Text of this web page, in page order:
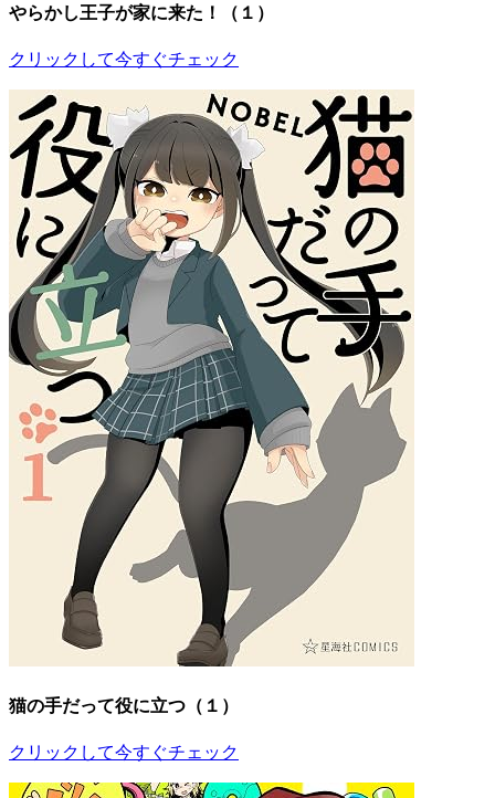
やらかし王子が家に来た！（１）
クリックして今すぐチェック
猫の手だって役に立つ（１）
クリックして今すぐチェック